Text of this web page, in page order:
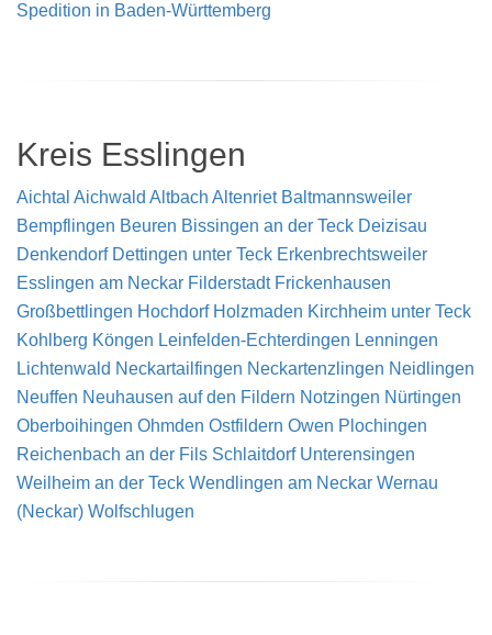
Spedition in Baden-Württemberg
Kreis Esslingen
Aichtal Aichwald Altbach Altenriet Baltmannsweiler
Bempflingen Beuren Bissingen an der Teck Deizisau
Denkendorf Dettingen unter Teck Erkenbrechtsweiler
Esslingen am Neckar Filderstadt Frickenhausen
Großbettlingen Hochdorf Holzmaden Kirchheim unter Teck
Kohlberg Köngen Leinfelden-Echterdingen Lenningen
Lichtenwald Neckartailfingen Neckartenzlingen Neidlingen
Neuffen Neuhausen auf den Fildern Notzingen Nürtingen
Oberboihingen Ohmden Ostfildern Owen Plochingen
Reichenbach an der Fils Schlaitdorf Unterensingen
Weilheim an der Teck Wendlingen am Neckar Wernau
(Neckar) Wolfschlugen